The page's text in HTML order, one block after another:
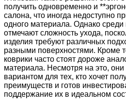
получить одновременно и
салона, что иногда недоступно
одного материала. Однако
отмечают сложность ухода,
изделия требуют различных
разными поверхностями. Кроме
коврики часто стоят дороже
материала. Несмотря на это,
вариантом для тех, кто хочет
преимуществ и готов
поддержание их в идеальном